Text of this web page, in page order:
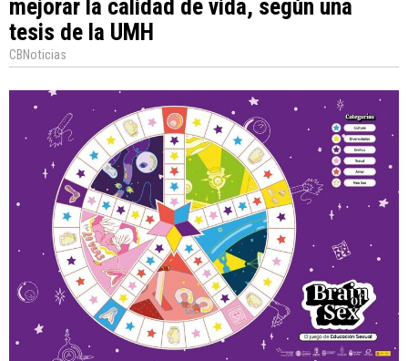
mejorar la calidad de vida, según una
tesis de la UMH
CBNoticias